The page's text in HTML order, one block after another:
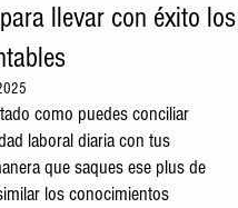
llevar con éxito los
como puedes conciliar
laboral diaria con tus
que saques ese plus de
los conocimientos